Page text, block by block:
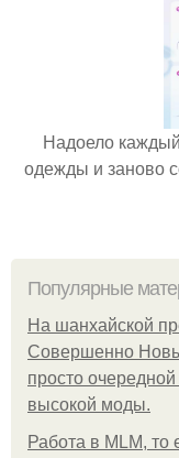
Надоело
одежды и заново
Популярные
На шанхайской
Совершенно
просто
высокой моды.
Работа в MLM, то